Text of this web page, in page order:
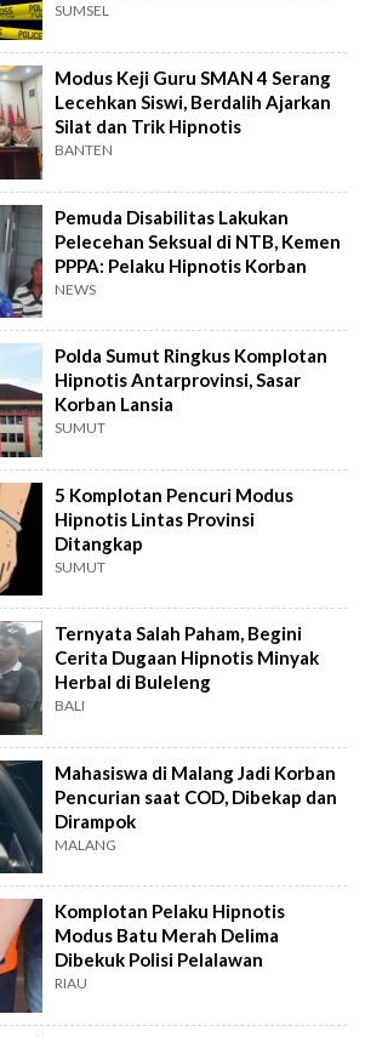
SUMSEL
Modus Keji Guru SMAN 4 Serang
Lecehkan Siswi, Berdalih Ajarkan
Silat dan Trik Hipnotis
BANTEN
Pemuda Disabilitas Lakukan
Pelecehan Seksual di NTB, Kemen
PPPA: Pelaku Hipnotis Korban
NEWS
Polda Sumut Ringkus Komplotan
Hipnotis Antarprovinsi, Sasar
Korban Lansia
SUMUT
5 Komplotan Pencuri Modus
Hipnotis Lintas Provinsi
Ditangkap
SUMUT
Ternyata Salah Paham, Begini
Cerita Dugaan Hipnotis Minyak
Herbal di Buleleng
BALI
Mahasiswa di Malang Jadi Korban
Pencurian saat COD, Dibekap dan
Dirampok
MALANG
Komplotan Pelaku Hipnotis
Modus Batu Merah Delima
Dibekuk Polisi Pelalawan
RIAU